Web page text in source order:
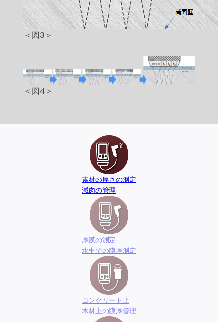
厚膜の測定
水中での膜厚測定
コンクリート上
木材上の膜厚管理
素材の厚さの測定
減肉の管理
＜図3＞
＜図4＞